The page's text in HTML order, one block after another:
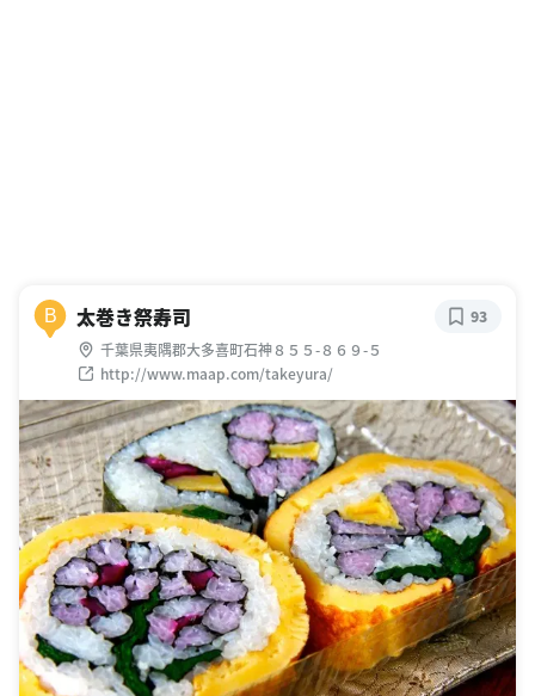
B 太巻き祭寿司
千葉県夷隅郡大多喜町石神８５５-８６９-５
http://www.maap.com/takeyura/
93